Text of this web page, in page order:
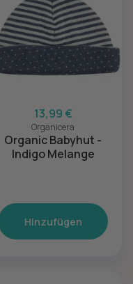
13,99 €
Organicera
Organic Babyhut -
Indigo Melange
Hinzufügen